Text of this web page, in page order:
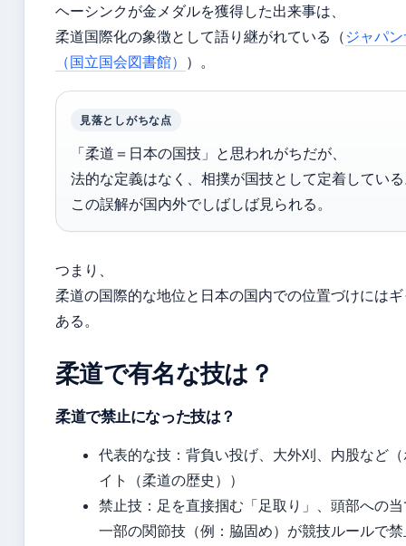
ヘーシンクが金メダルを獲得した出来事は、
柔道国際化の象徴として語り継がれている（ ジャパ
（国立国会図書館） ）。
見落としがちな点
「柔道＝日本の国技」と思われがちだが、
法的な定義はなく、相撲が国技として定着してい
この誤解が国内外でしばしば見られる。
つまり、
柔道の国際的な地位と日本の国内での位置づけには
ある。
柔道で有名な技は？
柔道で禁止になった技は？
代表的な技：背負い投げ、大外刈、内股など
イト（柔道の歴史））
禁止技：足を直接掴む「足取り」、頭部への
一部の関節技（例：脇固め）が競技ルールで